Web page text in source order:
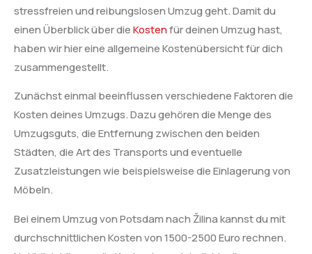
stressfreien und reibungslosen Umzug geht. Damit du
einen Überblick über dieKostenfür deinen Umzug hast,
haben wir hier eine allgemeine Kostenübersicht für dich
zusammengestellt.
Zunächst einmal beeinflussen verschiedene Faktoren die
Kosten deines Umzugs. Dazu gehören die Menge des
Umzugsguts, die Entfernung zwischen den beiden
Städten, die Art des Transports und eventuelle
Zusatzleistungen wie beispielsweise die Einlagerung von
Möbeln.
Bei einem Umzug von Potsdam nach Žilina kannst du mit
durchschnittlichen Kosten von 1500-2500 Euro rechnen.